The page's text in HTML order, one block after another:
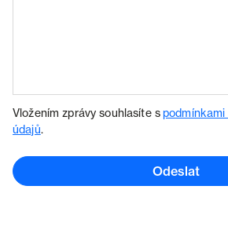
Vložením zprávy souhlasíte s
údajů.
Odeslat